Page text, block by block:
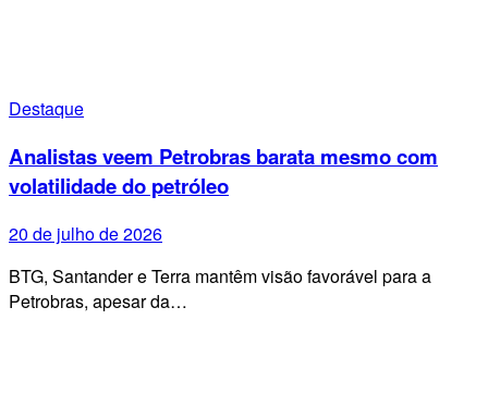
Destaque
Analistas veem Petrobras barata mesmo com
volatilidade do petróleo
20 de julho de 2026
BTG, Santander e Terra mantêm visão favorável para a
Petrobras, apesar da…